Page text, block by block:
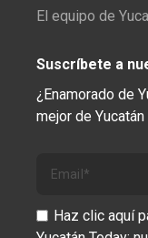
El equipo de
Suscríbete a
¿Enamorado de
mejor de Yucatán
Haz clic aquí